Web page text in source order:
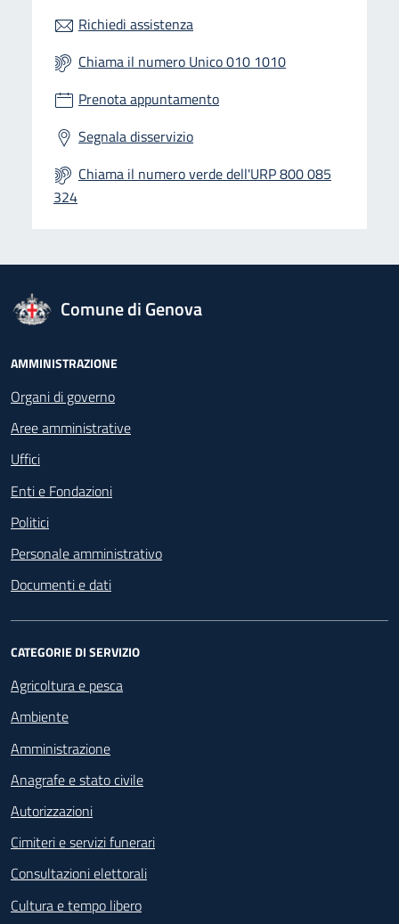
Richiedi assistenza
Chiama il numero Unico 010 1010
Prenota appuntamento
Segnala disservizio
Chiama il numero verde dell'URP 800 085
324
logo Unione Europea
Comune di Genova
Footer - Navigazione
AMMINISTRAZIONE
Organi di governo
Aree amministrative
Uffici
Enti e Fondazioni
Politici
Personale amministrativo
Documenti e dati
CATEGORIE DI SERVIZIO
Agricoltura e pesca
Ambiente
Amministrazione
Anagrafe e stato civile
Autorizzazioni
Cimiteri e servizi funerari
Consultazioni elettorali
Cultura e tempo libero